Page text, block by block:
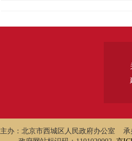
主办：北京市西城区人民政府办公室 承